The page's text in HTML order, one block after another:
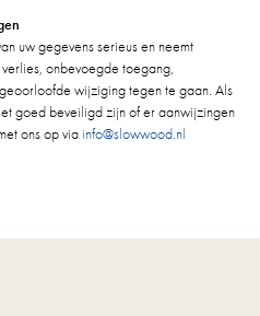
uw gegevens serieus en neemt
onbevoegde toegang,
wijziging tegen te gaan. Als
goed beveiligd zijn of er aanwijzingen
ons op viainfo@slowwood.nl